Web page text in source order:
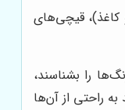
کاغذ)، قیچی‌های
را بشناسند،
راحتی از آن‌ها